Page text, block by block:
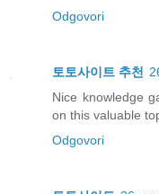
Odgovori
토토사이트 추천
Nice knowledge
on this valuable
Odgovori